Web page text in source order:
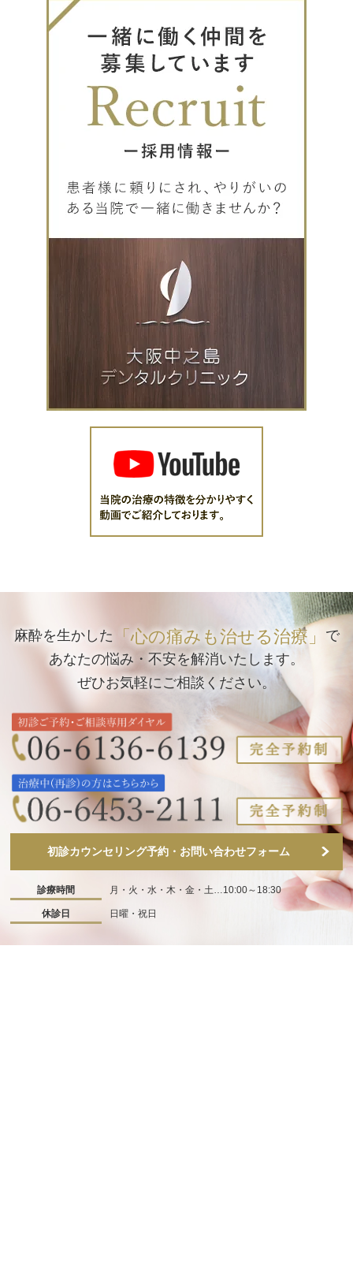
麻酔を生かした 「心の痛みも治せる治療」
で
あなたの悩み・不安を解消いたします。
ぜひお気軽にご相談ください。
初診カウンセリング予約・お問い合わせフォーム
診療時間 月・火・水・木・金・土…10:00～18:30
休診日 日曜・祝日